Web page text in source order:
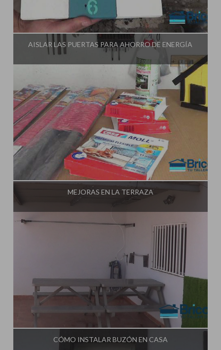
Influencer:Tu Taller de Bricolaje
AISLAR LAS PUERTAS PARA AHORRO DE ENERGÍA
Influencer: Tu Taller de Bricolaje
MEJORAS EN LA TERRAZA
Tu Taller de Bricolaje
CÓMO INSTALAR BUZÓN EN CASA